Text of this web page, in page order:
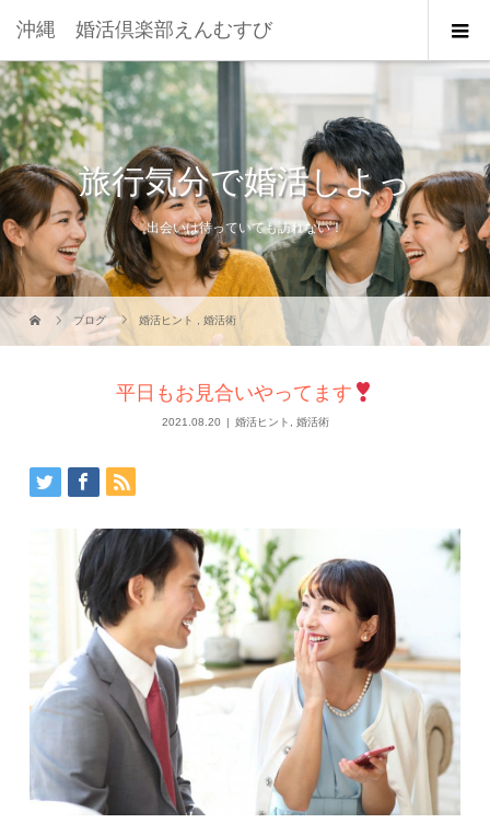
沖縄 婚活倶楽部えんむすび
旅行気分で婚活しよっ
出会いは待っていても訪れない！
ブログ 婚活ヒント ,婚活術
平日もお見合いやってます
2021.08.20 婚活ヒント 婚活術